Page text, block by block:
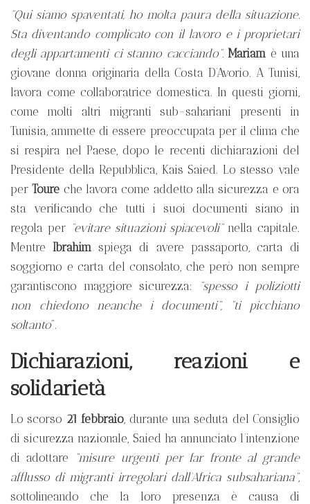
“Qui siamo spaventati, ho molta paura della situazione.
Sta diventando complicato con il lavoro e i proprietari
degli appartamenti ci stanno cacciando”. Mariam è una
giovane donna originaria della Costa D’Avorio. A Tunisi,
lavora come collaboratrice domestica. In questi giorni,
come molti altri migranti sub-sahariani presenti in
Tunisia, ammette di essere preoccupata per il clima che
si respira nel Paese, dopo le recenti dichiarazioni del
Presidente della Repubblica, Kais Saied. Lo stesso vale
perToure che lavora come addetto alla sicurezza e ora
sta verificando che tutti i suoi documenti siano in
regola per “evitare situazioni spiacevoli” nella capitale.
MentreIbrahim spiega di avere passaporto, carta di
soggiorno e carta del consolato, che però non sempre
garantiscono maggiore sicurezza:
“spesso i poliziotti
non chiedono neanche i documenti”,
“ti picchiano
soltanto”.
Dichiarazioni, reazioni e
solidarietà
Lo scorso 21 febbraio , durante una seduta del Consiglio
di sicurezza nazionale, Saied ha annunciato l’intenzione
di adottare
“misure urgenti per far fronte al grande
afflusso di migranti irregolari dall’Africa subsahariana”,
sottolineando che la loro presenza è causa di